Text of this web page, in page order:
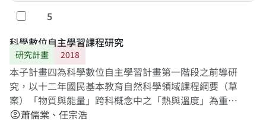
勾選
5
科學數位自主學習課程研究
研究計畫 2018
本子計畫四為科學數位自主學習計畫第一階段之前導研
究，以十二年國民基本教育自然科學領域課程綱要（草
案）「物質與能量」跨科概念中之「熱與溫度」為重
點，考量多元學習材料與管道（文本閱讀、影音教學、
account_circle蕭儒棠、任宗浩